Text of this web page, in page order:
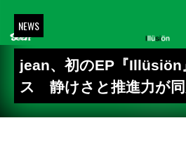
NEWS
jean、初のEP『Illüsiön
ス 静けさと推進力が同